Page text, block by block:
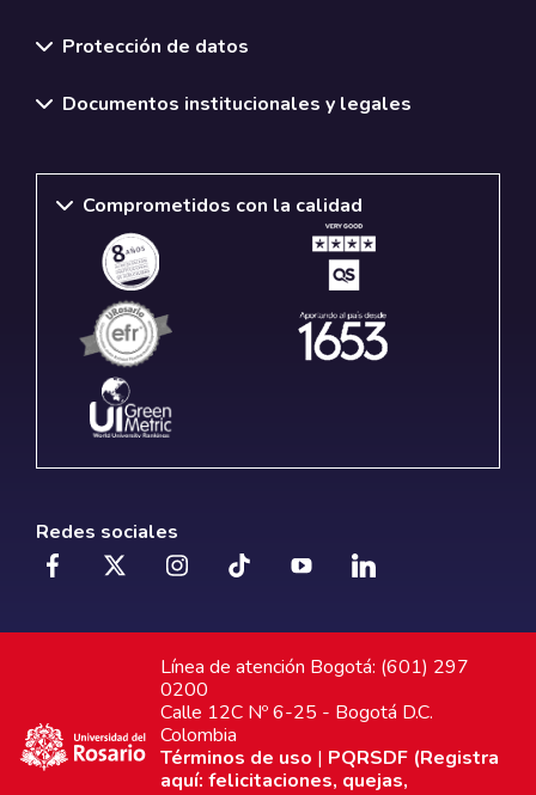
Protección de datos
Documentos institucionales y legales
Comprometidos con la calidad
Redes sociales
Línea de atención Bogotá: (601) 297
0200
Calle 12C Nº 6-25 - Bogotá D.C.
Colombia
Términos de uso | PQRSDF (Registra
aquí: felicitaciones, quejas,